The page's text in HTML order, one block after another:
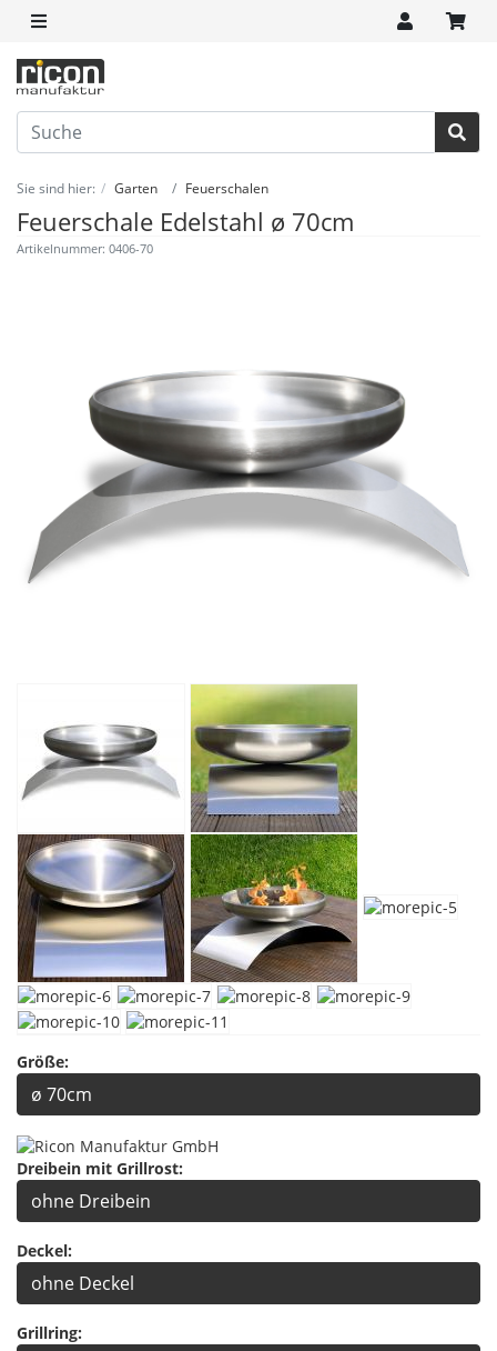
Sie sind hier: Garten Feuerschalen
Feuerschale Edelstahl ø 70cm
Artikelnummer: 0406-70
Größe:
ø 70cm
Dreibein mit Grillrost:
ohne Dreibein
Deckel:
ohne Deckel
Grillring: